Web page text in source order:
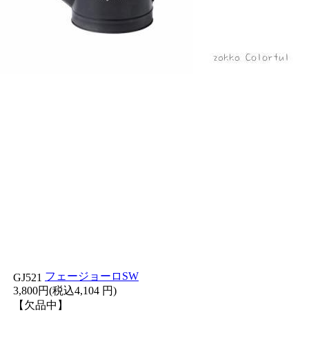
GJ521 フェージョーロSW
3,800円(税込4,104 円)
【欠品中】